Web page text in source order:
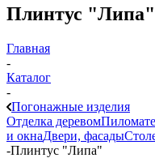
Плинтус "Липа"
Главная
-
Каталог
-
Погонажные изделия
Отделка деревом
и окнаДвери, фасады
-Плинтус "Липа"